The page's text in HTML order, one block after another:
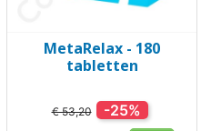
MetaRelax - 180
tabletten
€ 53,20 -25%